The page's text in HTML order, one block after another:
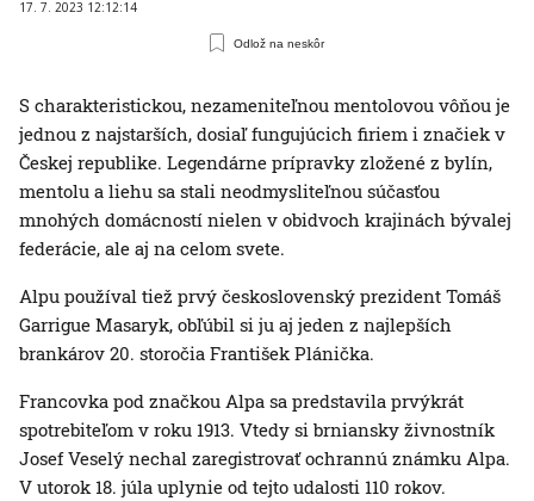
17. 7. 2023 12:12:14
Odlož na neskôr
S charakteristickou, nezameniteľnou mentolovou vôňou je
jednou z najstarších, dosiaľ fungujúcich firiem i značiek v
Českej republike. Legendárne prípravky zložené z bylín,
mentolu a liehu sa stali neodmysliteľnou súčasťou
mnohých domácností nielen v obidvoch krajinách bývalej
federácie, ale aj na celom svete.
Alpu používal tiež prvý československý prezident Tomáš
Garrigue Masaryk, obľúbil si ju aj jeden z najlepších
brankárov 20. storočia František Plánička.
Francovka pod značkou Alpa sa predstavila prvýkrát
spotrebiteľom v roku 1913. Vtedy si brniansky živnostník
Josef Veselý nechal zaregistrovať ochrannú známku Alpa.
V utorok 18. júla uplynie od tejto udalosti 110 rokov.